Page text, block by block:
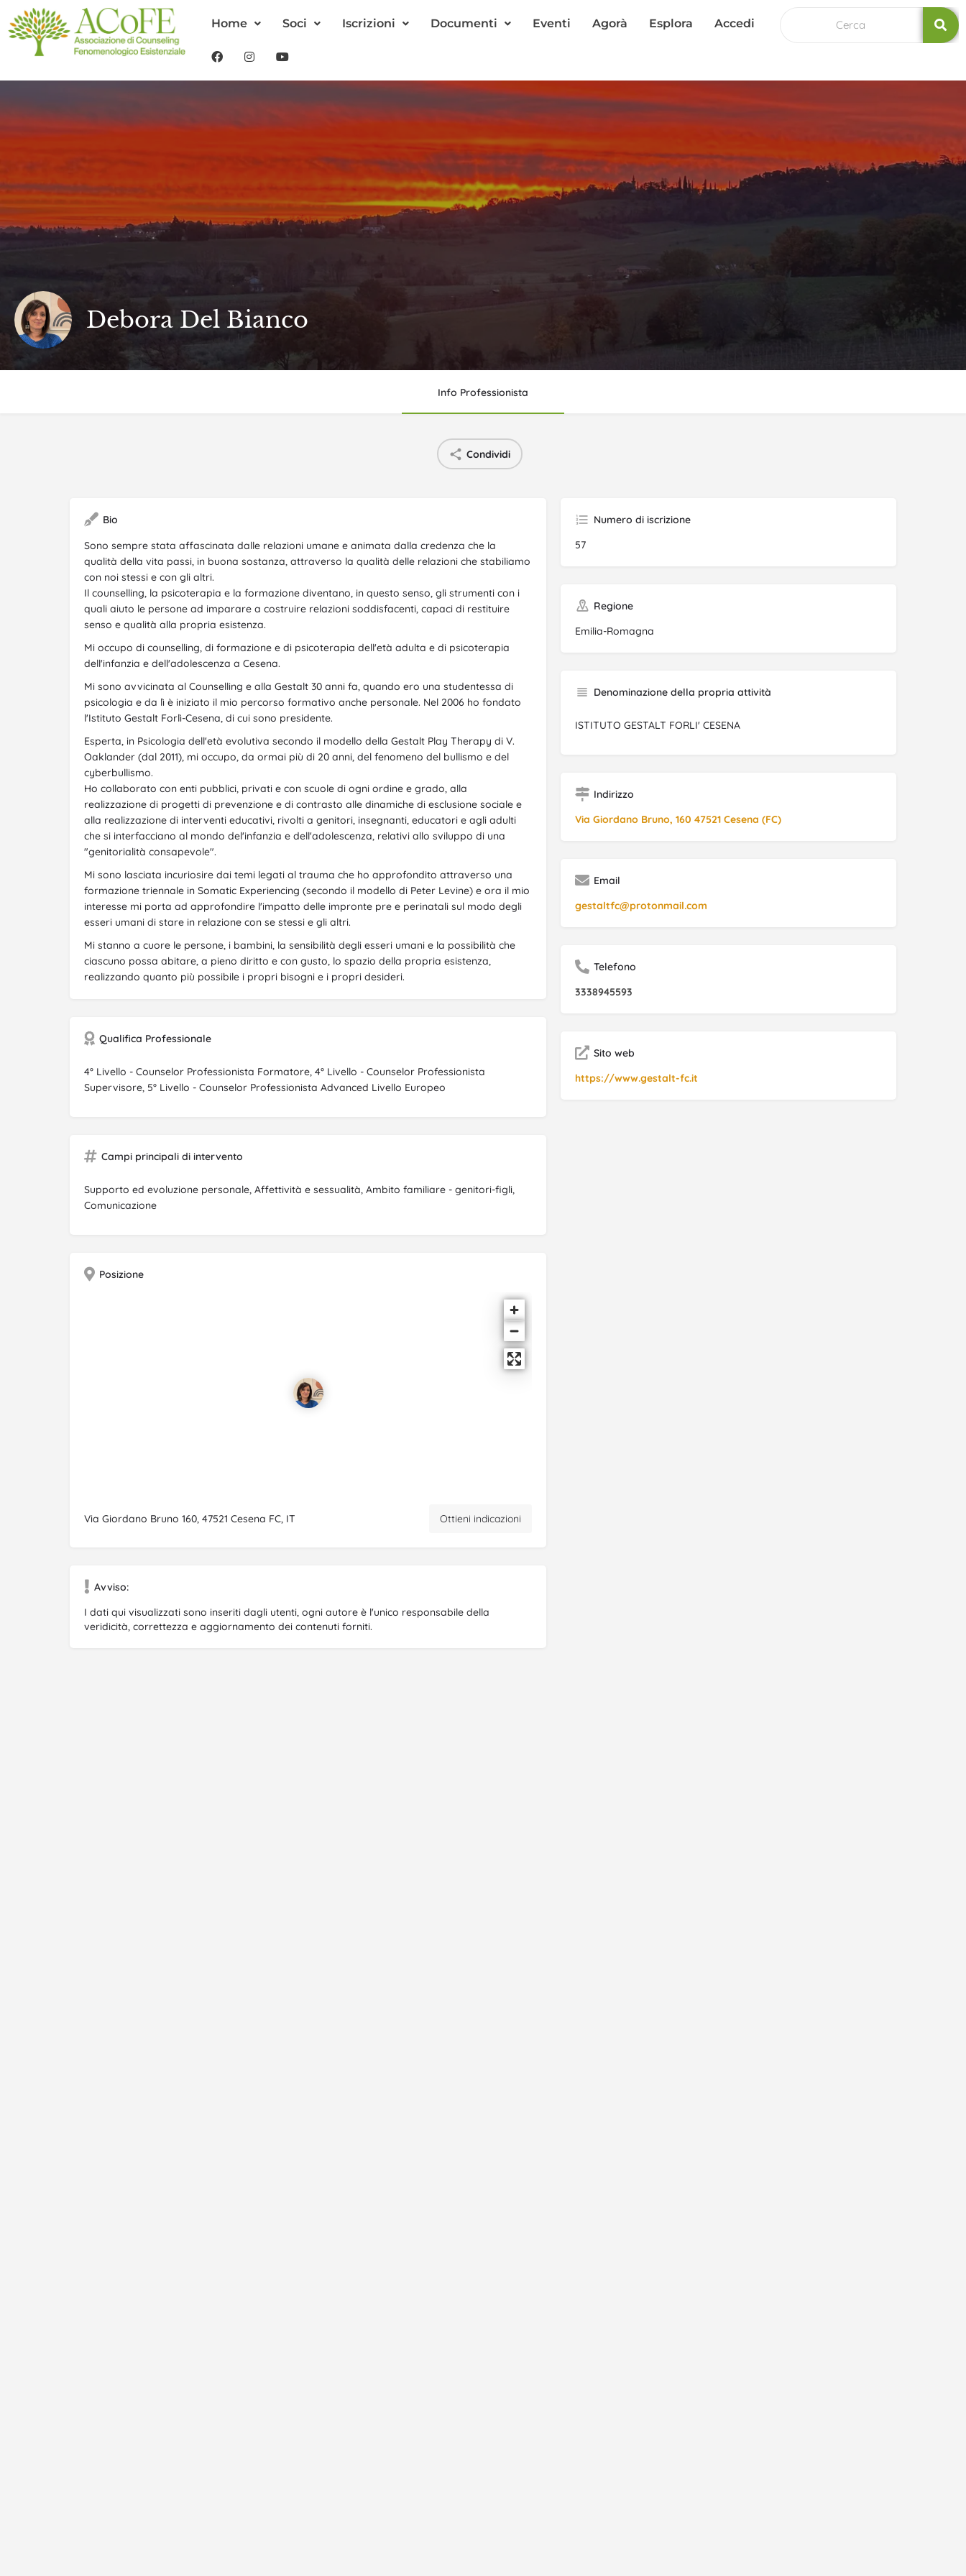
Home Soci Iscrizioni Documenti Eventi Agorà Esplora Accedi
Debora Del Bianco
Info Professionista
Condividi
Bio
Sono sempre stata affascinata dalle relazioni umane e animata dalla credenza che la
qualità della vita passi, in buona sostanza, attraverso la qualità delle relazioni che stabiliamo
con noi stessi e con gli altri.
Il counselling, la psicoterapia e la formazione diventano, in questo senso, gli strumenti con i
quali aiuto le persone ad imparare a costruire relazioni soddisfacenti, capaci di restituire
senso e qualità alla propria esistenza.
Mi occupo di counselling, di formazione e di psicoterapia dell'età adulta e di psicoterapia
dell'infanzia e dell'adolescenza a Cesena.
Mi sono avvicinata al Counselling e alla Gestalt 30 anni fa, quando ero una studentessa di
psicologia e da lì è iniziato il mio percorso formativo anche personale. Nel 2006 ho fondato
l'Istituto Gestalt Forlì-Cesena, di cui sono presidente.
Esperta, in Psicologia dell'età evolutiva secondo il modello della Gestalt Play Therapy di V.
Oaklander (dal 2011), mi occupo, da ormai più di 20 anni, del fenomeno del bullismo e del
cyberbullismo.
Ho collaborato con enti pubblici, privati e con scuole di ogni ordine e grado, alla
realizzazione di progetti di prevenzione e di contrasto alle dinamiche di esclusione sociale e
alla realizzazione di interventi educativi, rivolti a genitori, insegnanti, educatori e agli adulti
che si interfacciano al mondo del'infanzia e dell'adolescenza, relativi allo sviluppo di una
"genitorialità consapevole".
Mi sono lasciata incuriosire dai temi legati al trauma che ho approfondito attraverso una
formazione triennale in Somatic Experiencing (secondo il modello di Peter Levine) e ora il mio
interesse mi porta ad approfondire l'impatto delle impronte pre e perinatali sul modo degli
esseri umani di stare in relazione con se stessi e gli altri.
Mi stanno a cuore le persone, i bambini, la sensibilità degli esseri umani e la possibilità che
ciascuno possa abitare, a pieno diritto e con gusto, lo spazio della propria esistenza,
realizzando quanto più possibile i propri bisogni e i propri desideri.
Qualifica Professionale
4° Livello - Counselor Professionista Formatore, 4° Livello - Counselor Professionista
Supervisore, 5° Livello - Counselor Professionista Advanced Livello Europeo
Campi principali di intervento
Supporto ed evoluzione personale, Affettività e sessualità, Ambito familiare - genitori-figli,
Comunicazione
Posizione
Via Giordano Bruno 160, 47521 Cesena FC, IT Ottieni indicazioni
Avviso:
I dati qui visualizzati sono inseriti dagli utenti, ogni autore è l'unico responsabile della
veridicità, correttezza e aggiornamento dei contenuti forniti.
Numero di iscrizione
57
Regione
Emilia-Romagna
Denominazione della propria attività
ISTITUTO GESTALT FORLI' CESENA
Indirizzo
Via Giordano Bruno, 160 47521 Cesena (FC)
Email
gestaltfc@protonmail.com
Telefono
3338945593
Sito web
https://www.gestalt-fc.it